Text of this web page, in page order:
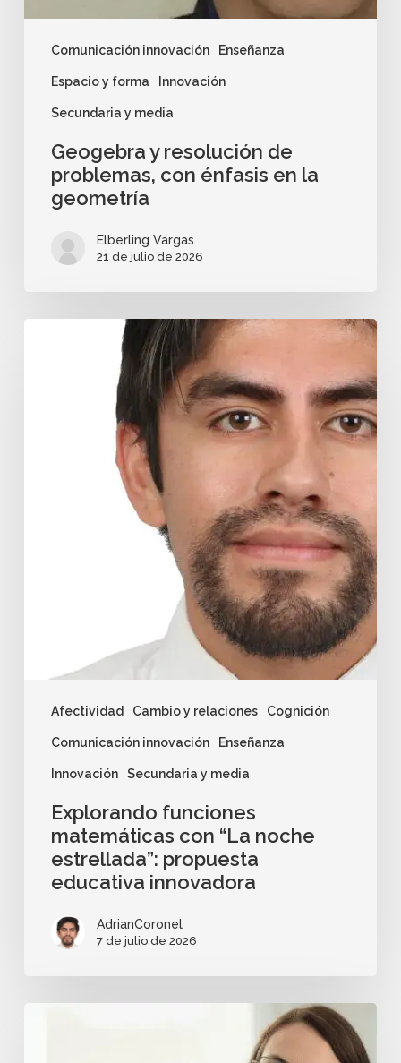
Comunicación innovación Enseñanza
Espacio y forma Innovación
Secundaria y media
Geogebra y resolución de
problemas, con énfasis en la
geometría
Elberling Vargas
21 de julio de 2026
Afectividad Cambio y relaciones Cognición
Comunicación innovación Enseñanza
Innovación Secundaria y media
Explorando funciones
matemáticas con “La noche
estrellada”: propuesta
educativa innovadora
AdrianCoronel
7 de julio de 2026